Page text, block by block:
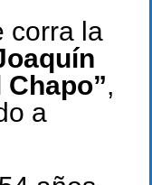
corra la
Chapo”,
a